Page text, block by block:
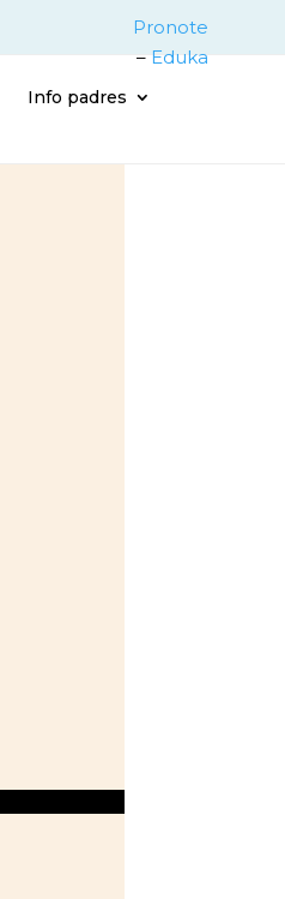
Pronote
–Eduka
Info padres